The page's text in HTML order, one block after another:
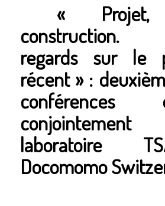
« Projet,
construction.
regards sur le
récent » :
conférences
laboratoire
Docomomo